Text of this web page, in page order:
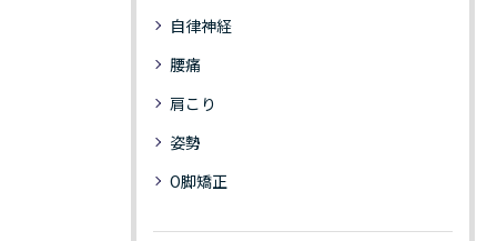
自律神経
腰痛
肩こり
姿勢
O脚矯正